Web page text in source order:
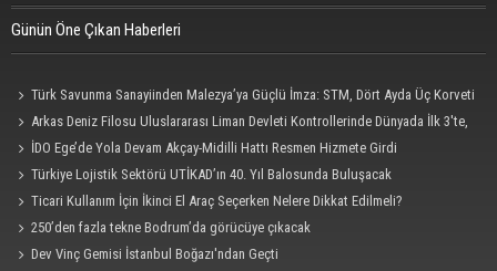
Günün Öne Çıkan Haberleri
Türk Savunma Sanayiinden Malezya’ya Güçlü İmza: STM, Dört Ayda Üç Korveti
Denize İndirdi
Arkas Deniz Filosu Uluslararası Liman Devleti Kontrollerinde Dünyada İlk 3'te,
Kendi Kategorisinde Lider
İDO Ege’de Yola Devam Akçay-Midilli Hattı Resmen Hizmete Girdi
Türkiye Lojistik Sektörü UTİKAD’ın 40. Yıl Balosunda Buluşacak
Ticari Kullanım İçin İkinci El Araç Seçerken Nelere Dikkat Edilmeli?
250’den fazla tekne Bodrum’da görücüye çıkacak
Dev Vinç Gemisi İstanbul Boğazı'ndan Geçti